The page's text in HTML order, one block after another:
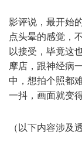
影评说，最开始
点头晕的感觉，
以接受，毕竟这
摩店，跟神经病
中，想拍个照都
一抖，画面就变
（以下内容涉及